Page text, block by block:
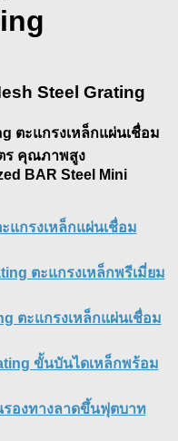
Steel Grating
ตะแกรงเหล็กแผ่นเชื่อม
ร คุณภาพสูง
BAR Steel Mini
แกรงเหล็กแผ่นเชื่อม
ตะแกรงเหล็กพรีเมี่ยม
ตะแกรงเหล็กแผ่นเชื่อม
ขั้นบันไดเหล็กพร้อม
รองทางลาดขึ้นฟุตบาท